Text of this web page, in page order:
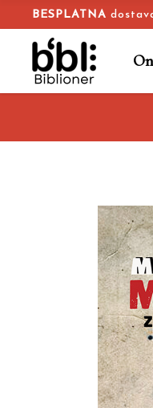
BESPLATNA